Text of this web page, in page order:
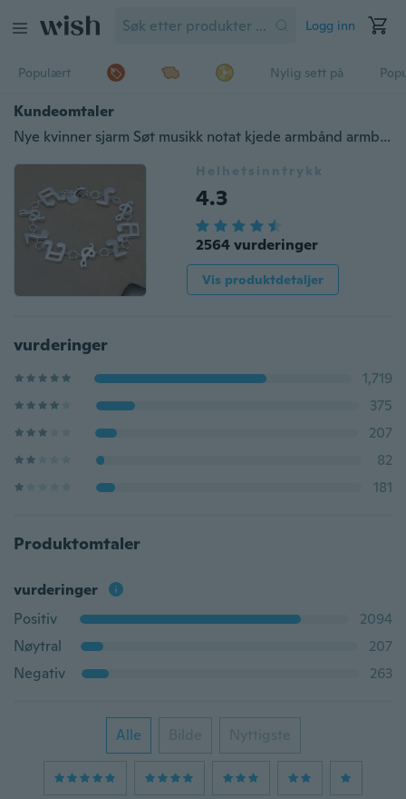
Logg inn
Populært Nylig sett på
Kundeomtaler
Nye kvinner sjarm Søt musikk notat kjede armbånd armbånd
Helhetsinntrykk
4.3
2564 vurderinger
Vis produktdetaljer
vurderinger
1,719
375
207
82
181
Produktomtaler
vurderinger
Positiv
2094
Nøytral
207
Negativ
263
Alle Bilde Nyttigste